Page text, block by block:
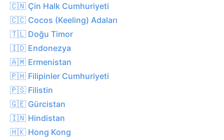
🇨🇳 Çin Halk Cumhuriyeti
🇨🇨 Cocos (Keeling) Adaları
🇹🇱 Doğu Timor
🇮🇩 Endonezya
🇦🇲 Ermenistan
🇵🇭 Filipinler Cumhuriyeti
🇵🇸 Filistin
🇬🇪 Gürcistan
🇮🇳 Hindistan
🇭🇰 Hong Kong